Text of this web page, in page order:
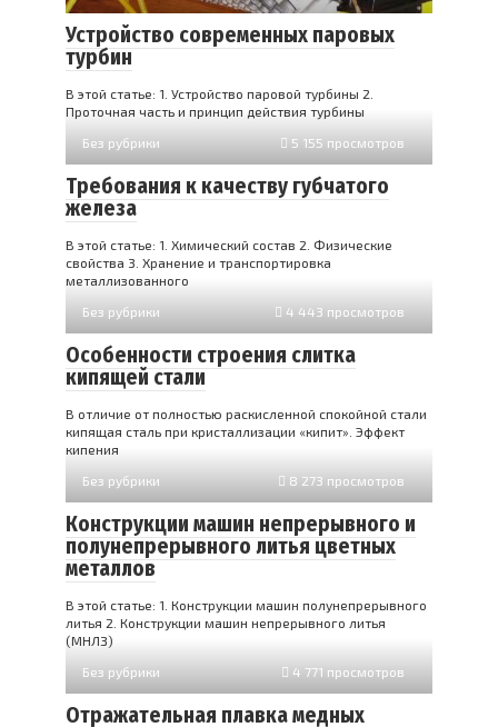
Устройство современных паровых
турбин
В этой статье: 1. Устройство паровой турбины 2.
Проточная часть и принцип действия турбины
Без рубрики
5 155 просмотров
Требования к качеству губчатого
железа
В этой статье: 1. Химический состав 2. Физические
свойства 3. Хранение и транспортировка
металлизованного
Без рубрики
4 443 просмотров
Особенности строения слитка
кипящей стали
В отличие от полностью раскисленной спокойной стали
кипя­щая сталь при кристаллизации «кипит». Эффект
кипения
Без рубрики
8 273 просмотров
Конструкции машин непрерывного и
полунепрерывного литья цветных
металлов
В этой статье: 1. Конструкции машин полунепрерывного
литья 2. Конструкции машин непрерывного литья
(МНЛЗ)
Без рубрики
4 771 просмотров
Отражательная плавка медных